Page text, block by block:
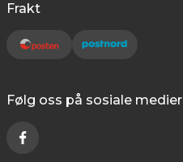
Frakt
Følg oss på sosiale medier